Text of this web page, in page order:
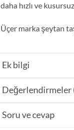
daha hızlı ve
Üçer marka şeytan
Ek bilgi
Değerlendirmeler
Soru ve cevap